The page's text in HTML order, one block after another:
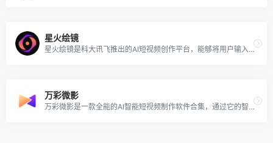
星火绘镜
星火绘镜是科大讯飞推出的AI短视频创作平台，能够将用户输入的文本描述自动转换成视频内容（如短剧、预告片、MV），包括生成视频剧本、分镜，最终形成完整的短视频。
万彩微影
万彩微影是一款全能的AI智能短视频制作软件合集，通过它的智能AI技术，企业和自媒体及个人可以高效快速智能的制作令人夺目的短视频作品，它制作的作品可以广泛用于宣传，微课，动画短片等多个领域，并适合在抖音快手等平台传播吸粉。该AI视频工具，可以帮助你轻松打造自媒体手绘/文字/图文/照片短视频，零基础快速制作动画短视频。